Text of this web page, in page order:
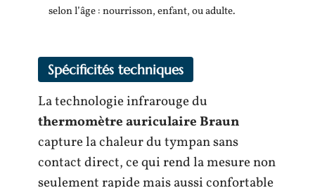
selon l’âge : nourrisson, enfant, ou adulte.
Spécificités techniques
La technologie infrarouge du
thermomètre auriculaire Braun
capture la chaleur du tympan sans
contact direct, ce qui rend la mesure non
seulement rapide mais aussi confortable